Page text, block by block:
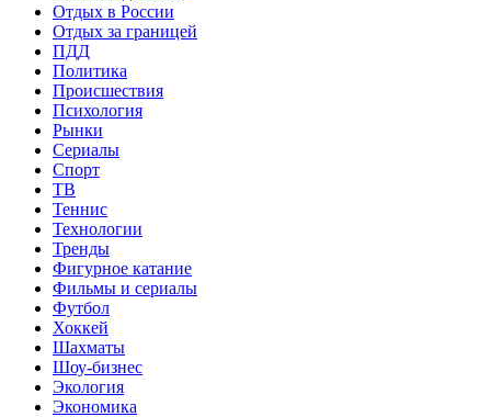
Отдых в России
Отдых за границей
ПДД
Политика
Происшествия
Психология
Рынки
Сериалы
Спорт
ТВ
Теннис
Технологии
Тренды
Фигурное катание
Фильмы и сериалы
Футбол
Хоккей
Шахматы
Шоу-бизнес
Экология
Экономика